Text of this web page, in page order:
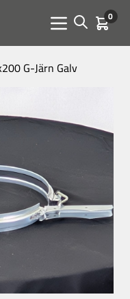
Menu toggle
Open 0
G-Järn Galv